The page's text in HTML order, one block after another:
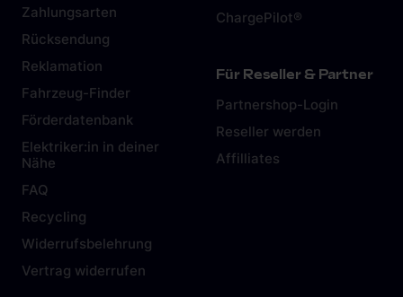
Zahlungsarten
Rücksendung
Reklamation
Fahrzeug-Finder
Förderdatenbank
Elektriker:in in deiner
Nähe
FAQ
Recycling
Widerrufsbelehrung
Vertrag widerrufen
ChargePilot®
Für Reseller & Partner
Partnershop-Login
Reseller werden
Affilliates